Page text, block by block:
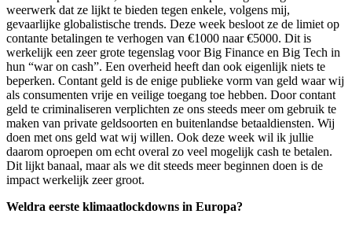
weerwerk dat ze lijkt te bieden tegen enkele, volgens mij,
gevaarlijke globalistische trends. Deze week besloot ze de limiet op
contante betalingen te verhogen van €1000 naar €5000. Dit is
werkelijk een zeer grote tegenslag voor Big Finance en Big Tech in
hun “war on cash”. Een overheid heeft dan ook eigenlijk niets te
beperken. Contant geld is de enige publieke vorm van geld waar wij
als consumenten vrije en veilige toegang toe hebben. Door contant
geld te criminaliseren verplichten ze ons steeds meer om gebruik te
maken van private geldsoorten en buitenlandse betaaldiensten. Wij
doen met ons geld wat wij willen. Ook deze week wil ik jullie
daarom oproepen om echt overal zo veel mogelijk cash te betalen.
Dit lijkt banaal, maar als we dit steeds meer beginnen doen is de
impact werkelijk zeer groot.
Weldra eerste klimaatlockdowns in Europa?